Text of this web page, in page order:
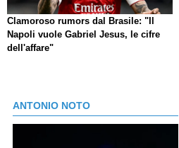
Clamoroso rumors dal Brasile: "Il
Napoli vuole Gabriel Jesus, le cifre
dell'affare"
ANTONIO NOTO